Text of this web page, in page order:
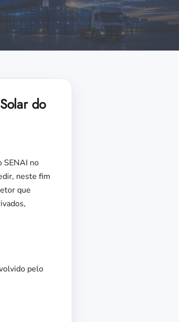
do
SENAI no
neste fim
que
pelo